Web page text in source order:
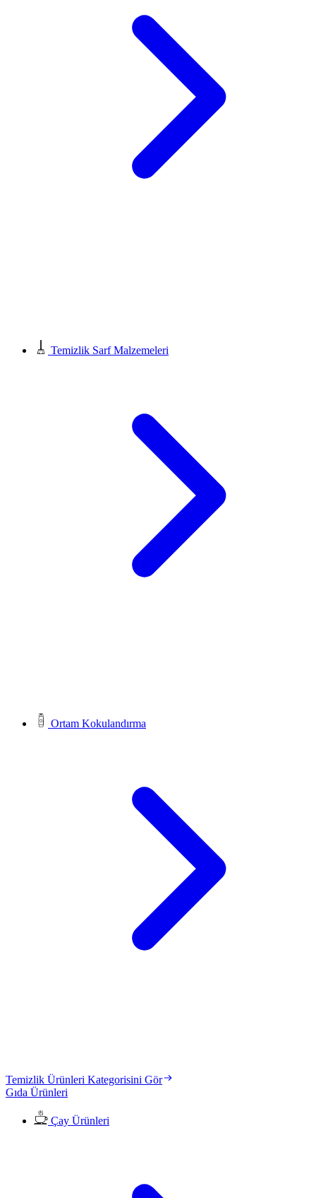
Temizlik Sarf Malzemeleri
Ortam Kokulandırma
Temizlik Ürünleri Kategorisini Gör
Gıda Ürünleri
Çay Ürünleri